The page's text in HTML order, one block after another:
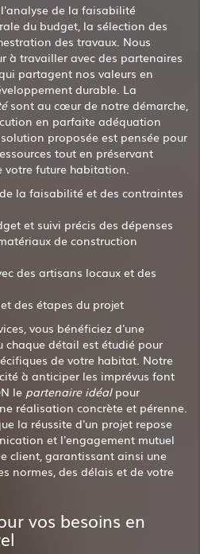
de la faisabilité
du budget, la sélection des
des travaux. Nous
à travailler avec des partenaires
partagent nos valeurs en
durable. La
sont au cœur de notre démarche,
en parfaite adéquation
proposée est pensée pour
tout en préservant
future habitation.
la faisabilité et des contraintes
et suivi précis des dépenses
de construction
des artisans locaux et des
des étapes du projet
vous bénéficiez d'une
chaque détail est étudié pour
de votre habitat. Notre
à anticiper les imprévus font
le partenaire idéalpour
réalisation concrète et pérenne.
la réussite d'un projet repose
et l'engagement mutuel
client, garantissant ainsi une
normes, des délais et de votre
vos besoins en